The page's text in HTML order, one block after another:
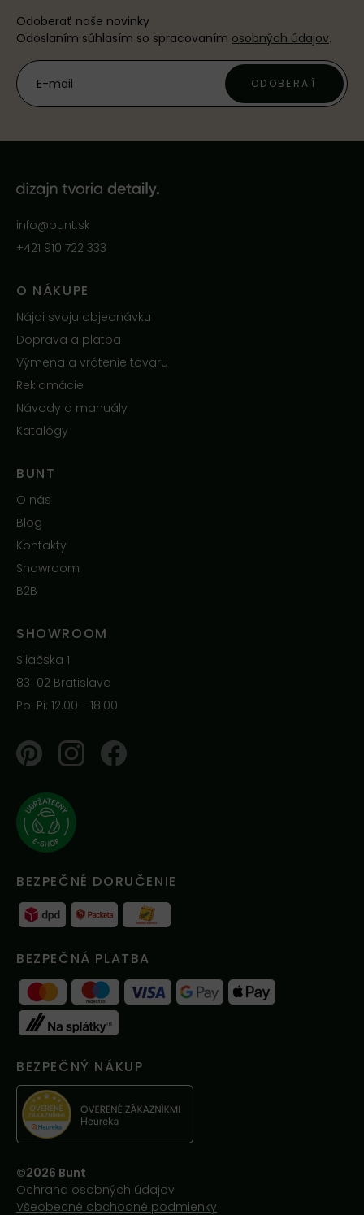
Odoberať naše novinky
Odoslaním súhlasím so spracovaním osobných údajov.
ODOBERAŤ
info@bunt.sk
+421 910 722 333
O NÁKUPE
Nájdi svoju objednávku
Doprava a platba
Výmena a vrátenie tovaru
Reklamácie
Návody a manuály
Katalógy
BUNT
O nás
Blog
Kontakty
Showroom
B2B
SHOWROOM
Sliačska 1
831 02 Bratislava
Po-Pi: 12.00 - 18.00
PinterestInstagramFacebook
BEZPEČNÉ DORUČENIE
BEZPEČNÁ PLATBA
BEZPEČNÝ NÁKUP
©2026 Bunt
Ochrana osobných údajov
Všeobecné obchodné podmienky